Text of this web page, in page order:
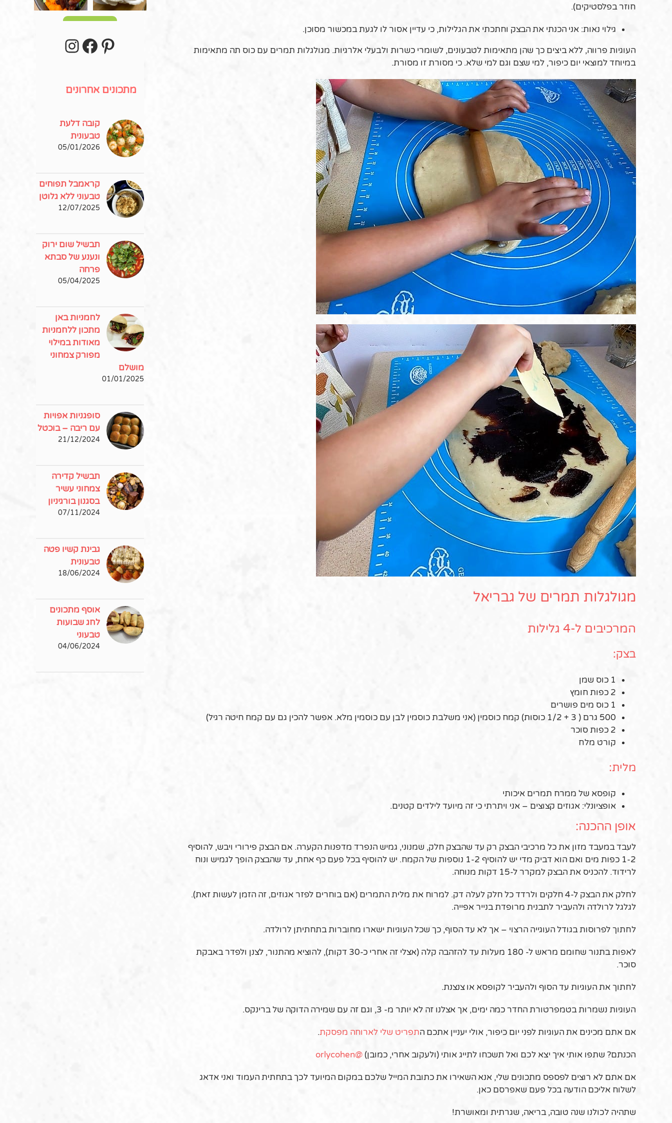
חוזר בפלסטיקים).
גילוי נאות: אני הכנתי את הבצק וחתכתי את הגלילות, כי עדיין אסור לו לגעת במכשור מסוכן.
העוגיות פרווה, ללא ביצים כך שהן מתאימות לטבעונים, לשומרי כשרות ולבעלי אלרגיות. מגולגלות תמרים עם כוס תה מתאימות
במיוחד למוצאי יום כיפור, למי שצם וגם למי שלא. כי מסורת זו מסורת.
מגולגלות תמרים של גבריאל
המרכיבים ל-4 גלילות
בצק:
1 כוס שמן
2 כפות חומץ
1 כוס מים פושרים
500 גרם ( 3 + 1/2 כוסות) קמח כוסמין (אני משלבת כוסמין לבן עם כוסמין מלא. אפשר להכין גם עם קמח חיטה רגיל)
2 כפות סוכר
קורט מלח
מלית:
קופסא של ממרח תמרים איכותי
אופציונלי: אגוזים קצוצים – אני ויתרתי כי זה מיועד לילדים קטנים.
אופן ההכנה:
לעבד במעבד מזון את כל מרכיבי הבצק רק עד שהבצק חלק, שמנוני, גמיש הנפרד מדפנות הקערה. אם הבצק פירורי ויבש, להוסיף
1-2 כפות מים ואם הוא דביק מדי יש להוסיף 1-2 נוספות של הקמח. יש להוסיף בכל פעם כף אחת, עד שהבצק הופך לגמיש ונוח
לרידוד. להכניס את הבצק למקרר ל-15 דקות מנוחה.
לחלק את הבצק ל-4 חלקים ולרדד כל חלק לעלה דק. למרוח את מלית התמרים (אם בוחרים לפזר אגוזים, זה הזמן לעשות זאת).
לגלגל לרולדה ולהעביר לתבנית מרופדת בנייר אפייה.
לחתוך לפרוסות בגודל העוגייה הרצוי – אך לא עד הסוף, כך שכל העוגיות ישארו מחוברות בתחתיתן לרולדה.
לאפות בתנור שחומם מראש ל- 180 מעלות עד להזהבה קלה (אצלי זה אחרי כ-30 דקות), להוציא מהתנור, לצנן ולפדר באבקת
סוכר.
לחתוך את העוגיות עד הסוף ולהעביר לקופסא או צנצנת.
העוגיות נשמרות בטמפרטורת החדר כמה ימים, אך אצלנו זה לא יותר מ- 3, וגם זה עם שמירה הדוקה של ברינקס.
אם אתם מכינים את העוגיות לפני יום כיפור, אולי יעניין אתכם התפריט שלי לארוחה מפסקת.
הכנתם? שתפו אותי איך יצא לכם ואל תשכחו לתייג אותי (ולעקוב אחרי, כמובן) @orlycohen
אם אתם לא רוצים לפספס מתכונים שלי, אנא השאירו את כתובת המייל שלכם במקום המיועד לכך בתחתית העמוד ואני אדאג
לשלוח אליכם הודעה בכל פעם שאפרסם כאן.
שתהיה לכולנו שנה טובה, בריאה, שגרתית ומאושרת!
Pinterest
מתכונים אחרונים
קובה דלעת
טבעונית
05/01/2026
קראמבל תפוחים
טבעוני ללא גלוטן
12/07/2025
תבשיל שום ירוק
ונענע של סבתא
פרחה
05/04/2025
לחמניות באן
מתכון ללחמניות
מאודות במילוי
מפורק צמחוני
מושלם
01/01/2025
סופגניות אפויות
עם ריבה – בוכטל
21/12/2024
תבשיל קדירה
צמחוני עשיר
בסגנון בורגיניון
07/11/2024
גבינת קשיו פטה
טבעונית
18/06/2024
אוסף מתכונים
לחג שבועות
טבעוני
04/06/2024